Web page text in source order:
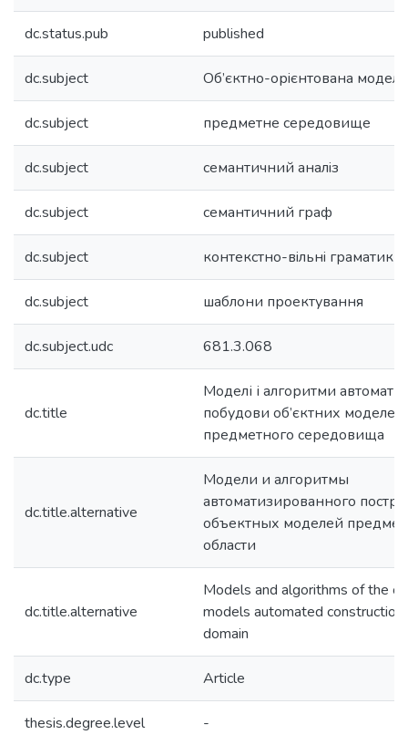
dc.status.pub published
dc.subject Об’єктно-орiєнтована модель
dc.subject предметне середовище
dc.subject семантичний аналiз
dc.subject семантичний граф
dc.subject контекстно-вiльнi граматики
dc.subject шаблони проектування
dc.subject.udc 681.3.068
dc.title
Моделі і алгоритми
побудови об’єктних моделей
предметного середовища
dc.title.alternative
Модели и алгоритмы
автоматизированного
объектных моделей
области
dc.title.alternative
Models and algorithms of the
models automated construction
domain
dc.type Article
thesis.degree.level -